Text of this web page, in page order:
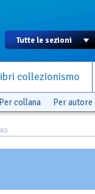
collezionismo
Per collana Per autore